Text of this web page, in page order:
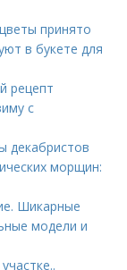
принято
в букете для
рецепт
с
декабристов
морщин:
Шикарные
модели и